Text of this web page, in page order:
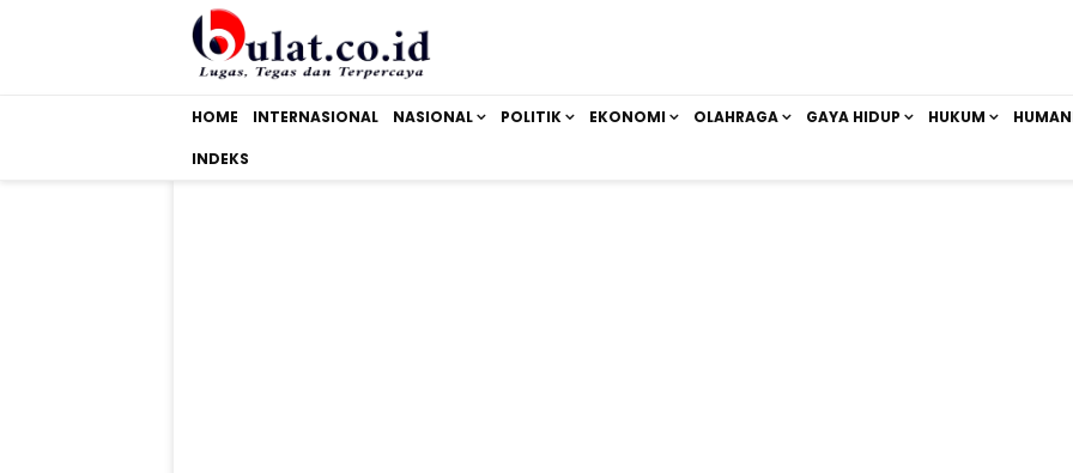
HOME INTERNASIONAL NASIONAL POLITIK EKONOMI OLAHRAGA GAYA HIDUP HUKUM
INDEKS